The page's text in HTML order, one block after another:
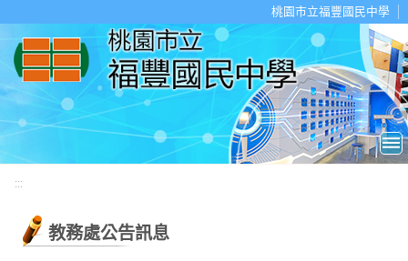
桃園市立福豐國民中學
:::
教務處公告訊息